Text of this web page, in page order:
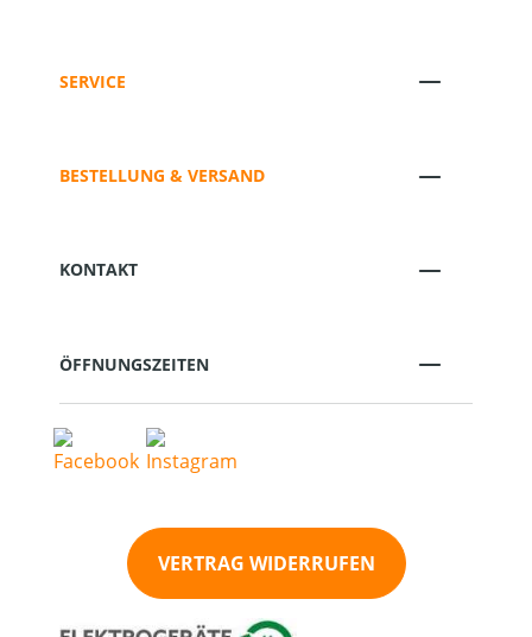
SERVICE
BESTELLUNG & VERSAND
KONTAKT
ÖFFNUNGSZEITEN
VERTRAG WIDERRUFEN